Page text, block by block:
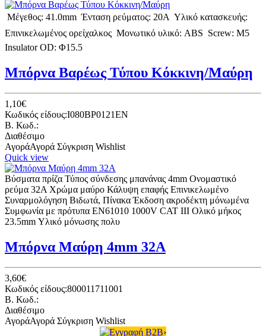
 Μέγεθος: 41.0mm  Ένταση ρεύματος: 20A  Υλικό κατασκευής:
Επινικελωμένος ορείχαλκος  Μονωτικό υλικό: ABS  Screw: M5 
Insulator OD: Φ15.5
Μπόρνα Βαρέως Τύπου Κόκκινη/Μαύρη
1,10€
Κωδικός είδους:I080BP0121EN
B. Κωδ.:
Διαθέσιμο
ΑγοράΑγορά Σύγκριση Wishlist
Quick view
Βύσματα πρίζα Τύπος σύνδεσης μπανάνας 4mm Ονομαστικό
ρεύμα 32A Χρώμα μαύρο Κάλυψη επαφής Επινικελωμένο
Συναρμολόγηση Βιδωτά, Πίνακα Έκδοση ακροδέκτη μόνωμένα
Συμφωνία με πρότυπα EN61010 1000V CAT III Ολικό μήκος
23.5mm Υλικό μόνωσης πολυ
Μπόρνα Μαύρη 4mm 32A
3,60€
Κωδικός είδους:800011711001
B. Κωδ.:
Διαθέσιμο
ΑγοράΑγορά Σύγκριση Wishlist
Εγγραφή B2B›